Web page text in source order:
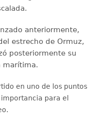
anteriormente,
estrecho de Ormuz,
posteriormente su
marítima.
en uno de los puntos
para el